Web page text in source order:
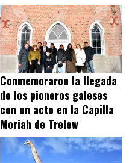
Conmemoraron la llegada
de los pioneros galeses
con un acto en la Capilla
Moriah de Trelew